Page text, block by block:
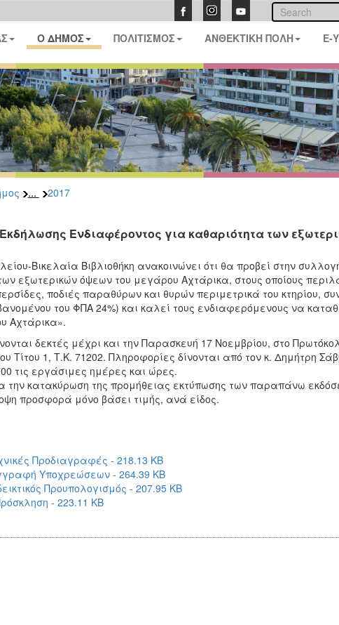
Ο ΔΗΜΟΣ ΠΟΛΙΤΙΣΜΟΣ ΑΝΘΕΚΤΙΚΗ ΠΟΛΗ E-
... 2017
Ενδιαφέροντος για καθαριότητα των
Βικελαία Βιβλιοθήκη ανακοινώνει ότι θα προβεί στην
εξωτερικών όψεων του μεγάρου Αχτάρικα, στους οποίους
ποδιές παραθύρων και θυρών περιμετρικά του κτηρίου,
του ΦΠΑ 24%) και καλεί τους ενδιαφερόμενους να
Αχτάρικα».
δεκτές μέχρι και την Παρασκευή 17 Νοεμβρίου, στο
Τίτου 1, Τ.Κ. 71202. Πληροφορίες δίνονται από τον κ. Δημήτρη
τις εργάσιμες ημέρες και ώρες.
την κατακύρωση της προμήθειας εκτύπωσης των παραπάνω
προσφορά μόνο βάσει τιμής, ανά είδος.
Προδιαγραφές - 218.13 KB
Υποχρεώσεων - 264.39 KB
Προυπολογισμός - 207.95 KB
- 223.11 KB